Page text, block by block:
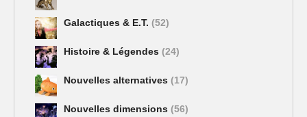
Galactiques & E.T. (52)
Histoire & Légendes (24)
Nouvelles alternatives (17)
Nouvelles dimensions (56)